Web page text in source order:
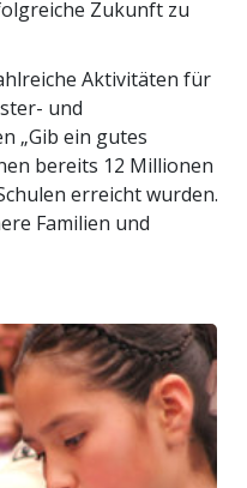
Zukunft zu
Aktivitäten für
und
„Gib ein gutes
bereits 12 Millionen
erreicht wurden.
Familien und